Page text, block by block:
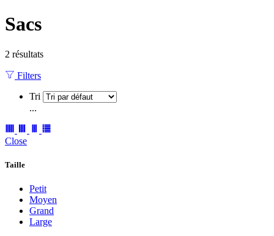
Sacs
2 résultats
Filters
Tri
...
Close
Taille
Petit
Moyen
Grand
Large